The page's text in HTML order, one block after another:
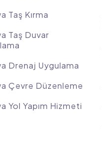
Taş Kırma
Taş Duvar
Drenaj Uygulama
Çevre Düzenleme
Yol Yapım Hizmeti